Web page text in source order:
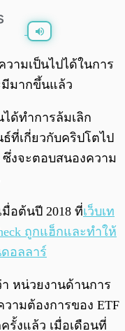
0:00/0:00
วามเป็นไปได้ในการ
มีมากขึ้นแล้ว
ด้ทำการล้มเลิก
ที่เกี่ยวกับคริปโตไป
ซึ่งจะตอบสนองความ
อต้นปี 2018 ที่เว็บเท
ถูกแฮ็กและทำให้
อลลาร์
หน่วยงานด้านการ
ามต้องการของ ETF
รั้งแล้ว เมื่อเดือนที่